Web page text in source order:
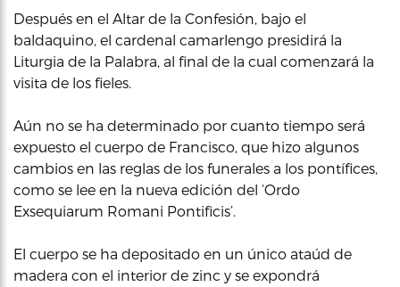
Después en el Altar de la Confesión, bajo el
baldaquino, el cardenal camarlengo presidirá la
Liturgia de la Palabra, al final de la cual comenzará la
visita de los fieles.
Aún no se ha determinado por cuanto tiempo será
expuesto el cuerpo de Francisco, que hizo algunos
cambios en las reglas de los funerales a los pontífices,
como se lee en la nueva edición del ‘Ordo
Exsequiarum Romani Pontificis’.
El cuerpo se ha depositado en un único ataúd de
madera con el interior de zinc y se expondrá